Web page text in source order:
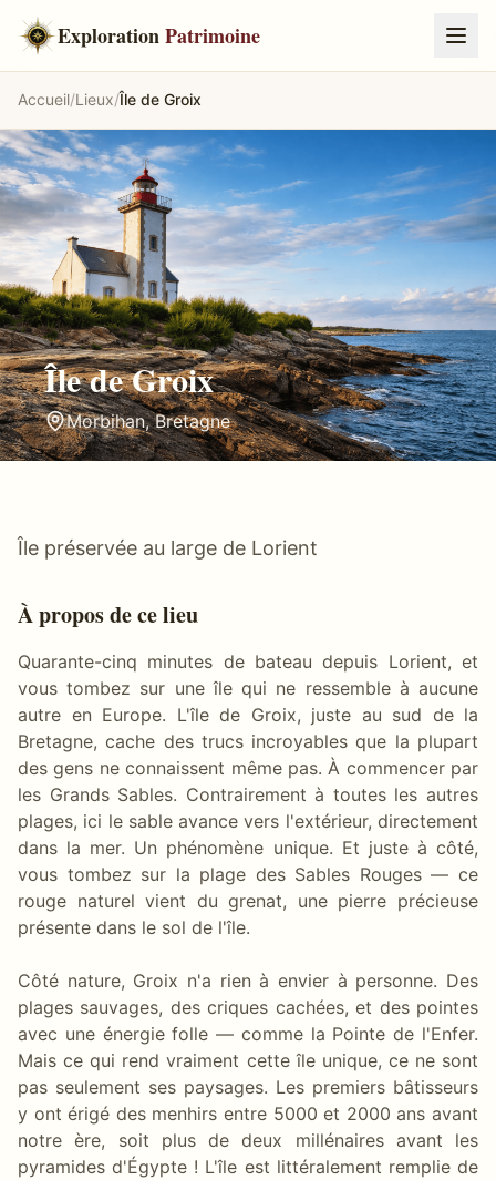
ExplorationPatrimoine
Accueil/Lieux/Île de Groix
Île
Île de Groix
Morbihan,Bretagne
Île préservée au large de Lorient
À propos de ce lieu
Quarante-cinq minutes de bateau depuis Lorient, et
vous tombez sur une île qui ne ressemble à aucune
autre en Europe. L'île de Groix, juste au sud de la
Bretagne, cache des trucs incroyables que la plupart
des gens ne connaissent même pas. À commencer par
les Grands Sables. Contrairement à toutes les autres
plages, ici le sable avance vers l'extérieur, directement
dans la mer. Un phénomène unique. Et juste à côté,
vous tombez sur la plage des Sables Rouges — ce
rouge naturel vient du grenat, une pierre précieuse
présente dans le sol de l'île.
Côté nature, Groix n'a rien à envier à personne. Des
plages sauvages, des criques cachées, et des pointes
avec une énergie folle — comme la Pointe de l'Enfer.
Mais ce qui rend vraiment cette île unique, ce ne sont
pas seulement ses paysages. Les premiers bâtisseurs
y ont érigé des menhirs entre 5000 et 2000 ans avant
notre ère, soit plus de deux millénaires avant les
pyramides d'Égypte ! L'île est littéralement remplie de